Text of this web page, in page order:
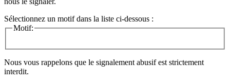
Sélectionnez un motif dans la liste ci-dessous :
Motif:
Nous vous rappelons que le signalement abusif est strictement
interdit.